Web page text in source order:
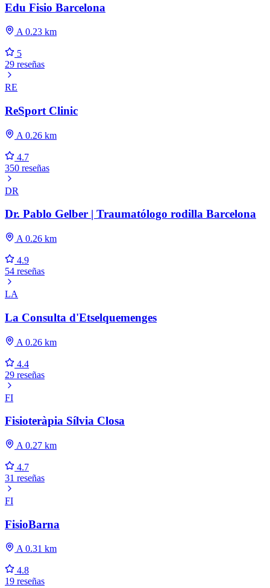
Edu Fisio Barcelona
A 0.23 km
5
29 reseñas
RE
ReSport Clinic
A 0.26 km
4.7
350 reseñas
DR
Dr. Pablo Gelber | Traumatólogo rodilla Barcelona
A 0.26 km
4.9
54 reseñas
LA
La Consulta d'Etselquemenges
A 0.26 km
4.4
29 reseñas
FI
Fisioteràpia Sílvia Closa
A 0.27 km
4.7
31 reseñas
FI
FisioBarna
A 0.31 km
4.8
19 reseñas